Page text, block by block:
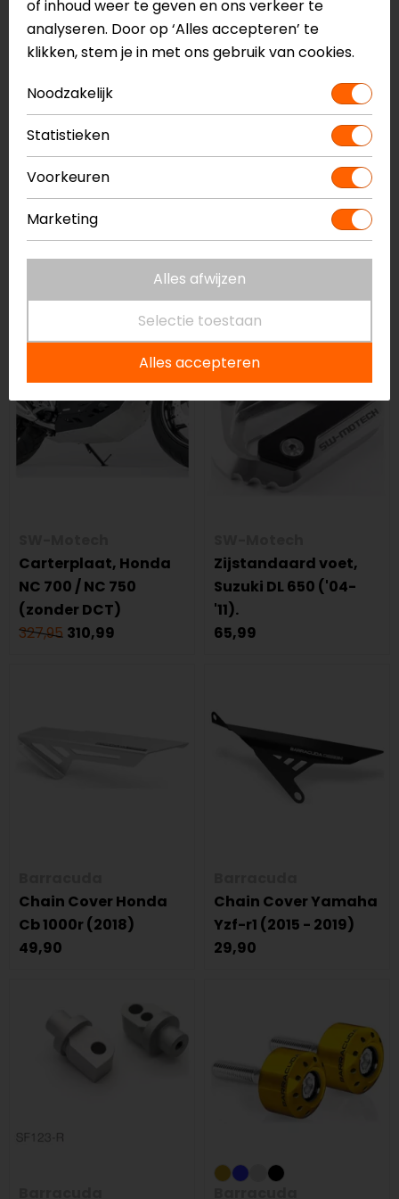
-10%
Booster
1200 GS ('13-).
-5%
Carterplaat, Honda
NC 700 / NC 750
(zonder DCT)
327,95 310,99
Zijstandaard voet,
Suzuki DL 650 ('04-
'11).
65,99
Chain Cover Honda
Cb 1000r (2018)
49,90
Chain Cover Yamaha
Yzf-r1 (2015 - 2019)
29,90
of inhoud weer te geven en ons verkeer te
analyseren. Door op ‘Alles accepteren’ te
klikken, stem je in met ons gebruik van cookies.
Noodzakelijk
Statistieken
Voorkeuren
Marketing
Alles afwijzen
Selectie toestaan
Alles accepteren